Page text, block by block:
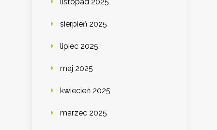
sierpień 2025
lipiec 2025
maj 2025
kwiecień 2025
marzec 2025